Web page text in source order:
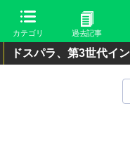
カテゴリ 過去記事
ドスパラ、第3世代イ